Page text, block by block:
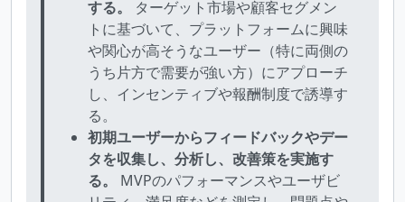
する。
ターゲット市場や顧客セグメン
トに基づいて、プラットフォームに興味
や関心が高そうなユーザー（特に両側の
うち片方で需要が強い方）にアプローチ
し、インセンティブや報酬制度で誘導す
る。
初期ユーザーからフィードバックやデー
タを収集し、分析し、改善策を実施す
る。
MVPのパフォーマンスやユーザビ